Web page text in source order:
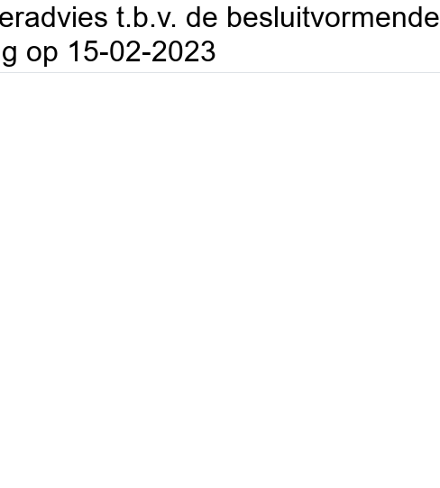
t.b.v. de besluitvormende
op 15-02-2023